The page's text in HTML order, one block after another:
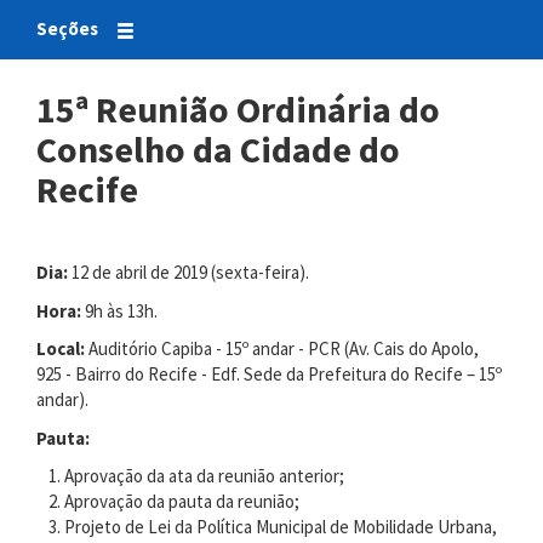
Seções
15ª Reunião Ordinária do
Conselho da Cidade do
Recife
Dia: 12 de abril de 2019 (sexta-feira).
Hora:9h às 13h.
Local:Auditório Capiba - 15º andar - PCR (Av. Cais do Apolo,
925 - Bairro do Recife - Edf. Sede da Prefeitura do Recife – 15º
andar).
Pauta:
Aprovação da ata da reunião anterior;
Aprovação da pauta da reunião;
Projeto de Lei da Política Municipal de Mobilidade Urbana,